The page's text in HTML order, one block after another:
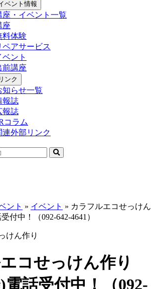
ベント情報
座・イベント一覧
座
料体験
ペアサービス
ベント
前講座
ンク
知らせ一覧
報誌
報誌
コラム
連外部リンク
ント » イベント » カラフルエコせっけん
付中！（092-642-4641）
けん作り
コせっけん作り
電話受付中！（092-